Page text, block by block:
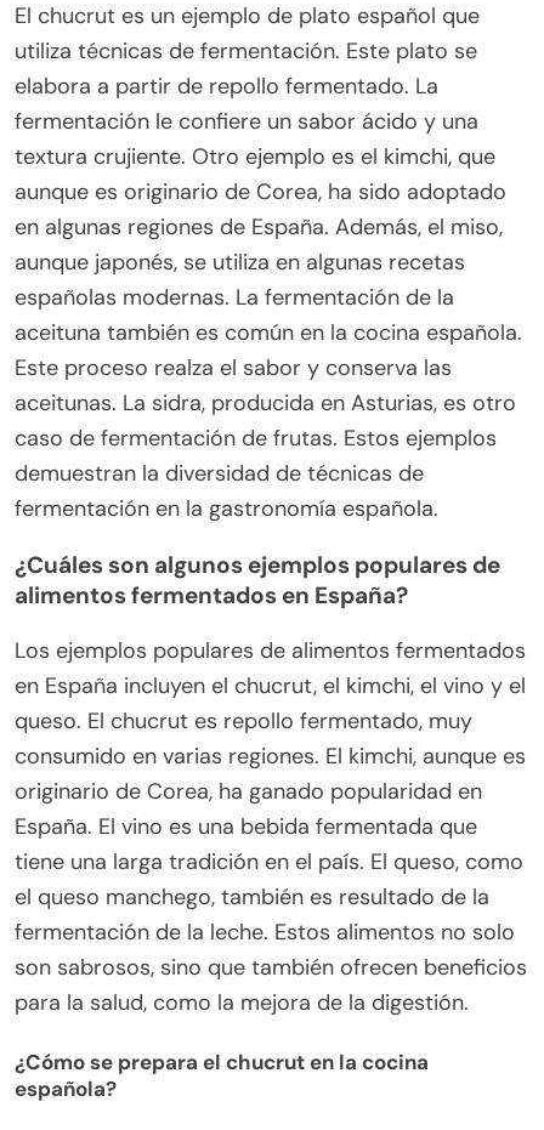
El chucrut es un ejemplo de plato español que
utiliza técnicas de fermentación. Este plato se
elabora a partir de repollo fermentado. La
fermentación le confiere un sabor ácido y una
textura crujiente. Otro ejemplo es el kimchi, que
aunque es originario de Corea, ha sido adoptado
en algunas regiones de España. Además, el miso,
aunque japonés, se utiliza en algunas recetas
españolas modernas. La fermentación de la
aceituna también es común en la cocina española.
Este proceso realza el sabor y conserva las
aceitunas. La sidra, producida en Asturias, es otro
caso de fermentación de frutas. Estos ejemplos
demuestran la diversidad de técnicas de
fermentación en la gastronomía española.
¿Cuáles son algunos ejemplos populares de
alimentos fermentados en España?
Los ejemplos populares de alimentos fermentados
en España incluyen el chucrut, el kimchi, el vino y el
queso. El chucrut es repollo fermentado, muy
consumido en varias regiones. El kimchi, aunque es
originario de Corea, ha ganado popularidad en
España. El vino es una bebida fermentada que
tiene una larga tradición en el país. El queso, como
el queso manchego, también es resultado de la
fermentación de la leche. Estos alimentos no solo
son sabrosos, sino que también ofrecen beneficios
para la salud, como la mejora de la digestión.
¿Cómo se prepara el chucrut en la cocina
española?